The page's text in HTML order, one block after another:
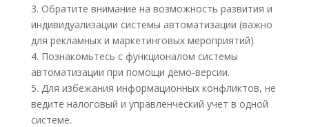
3. Обратите внимание на возможность развития и
индивидуализации системы автоматизации (важно
для рекламных и маркетинговых мероприятий).
4. Познакомьтесь с функционалом системы
автоматизации при помощи демо-версии.
5. Для избежания информационных конфликтов, не
ведите налоговый и управленческий учет в одной
системе.